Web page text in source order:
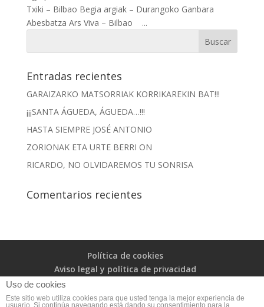
Txiki – Bilbao Begia argiak – Durangoko Ganbara
Abesbatza Ars Viva – Bilbao ...
Entradas recientes
GARAIZARKO MATSORRIAK KORRIKAREKIN BAT!!!
¡¡¡SANTA ÁGUEDA, ÁGUEDA…!!!
HASTA SIEMPRE JOSÉ ANTONIO
ZORIONAK ETA URTE BERRI ON
RICARDO, NO OLVIDAREMOS TU SONRISA
Comentarios recientes
Política de cookies
Aviso legal y política de privacidad
Uso de cookies
Este sitio web utiliza cookies para que usted tenga la mejor experiencia de
usuario. Si continúa navegando está dando su consentimiento para la